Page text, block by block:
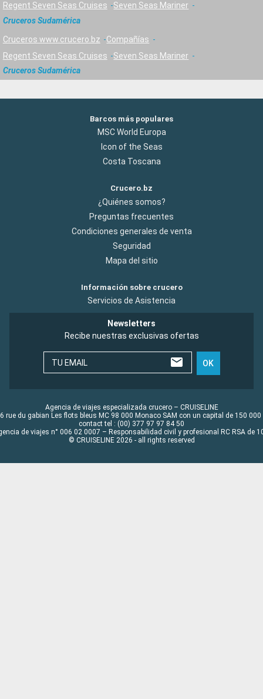
Regent Seven Seas Cruises
Seven Seas Mariner
Cruceros Sudamérica
Cruceros www.crucero.bz
Compañías
Regent Seven Seas Cruises
Seven Seas Mariner
Cruceros Sudamérica
Barcos más populares
MSC World Europa
Icon of the Seas
Costa Toscana
Crucero.bz
¿Quiénes somos?
Preguntas frecuentes
Condiciones generales de venta
Seguridad
Mapa del sitio
Información sobre crucero
Servicios de Asistencia
Newsletters
Recibe nuestras exclusivas ofertas
TU EMAIL OK
Agencia de viajes especializada crucero – CRUISELINE
rue du gabian Les flots bleus MC 98 000 Monaco SAM con un capital de 150 000
contact tel : (00) 377 97 97 84 50
de viajes n° 006 02 0007 – Responsabilidad civil y profesional RC RSA de
© CRUISELINE 2026 - all rights reserved